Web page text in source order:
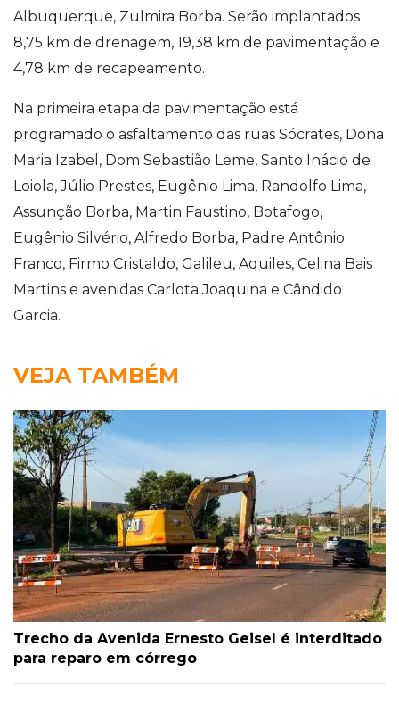
Albuquerque, Zulmira Borba. Serão implantados
8,75 km de drenagem, 19,38 km de pavimentação e
4,78 km de recapeamento.
Na primeira etapa da pavimentação está
programado o asfaltamento das ruas Sócrates, Dona
Maria Izabel, Dom Sebastião Leme, Santo Inácio de
Loiola, Júlio Prestes, Eugênio Lima, Randolfo Lima,
Assunção Borba, Martin Faustino, Botafogo,
Eugênio Silvério, Alfredo Borba, Padre Antônio
Franco, Firmo Cristaldo, Galileu, Aquiles, Celina Bais
Martins e avenidas Carlota Joaquina e Cândido
Garcia.
VEJA TAMBÉM
Trecho da Avenida Ernesto Geisel é interditado
para reparo em córrego